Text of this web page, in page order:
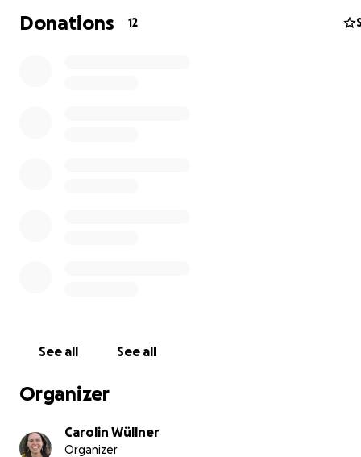
Every year we need to build a new classroom until we
Donations 12
See all See all
Organizer
Carolin Wüllner
Organizer